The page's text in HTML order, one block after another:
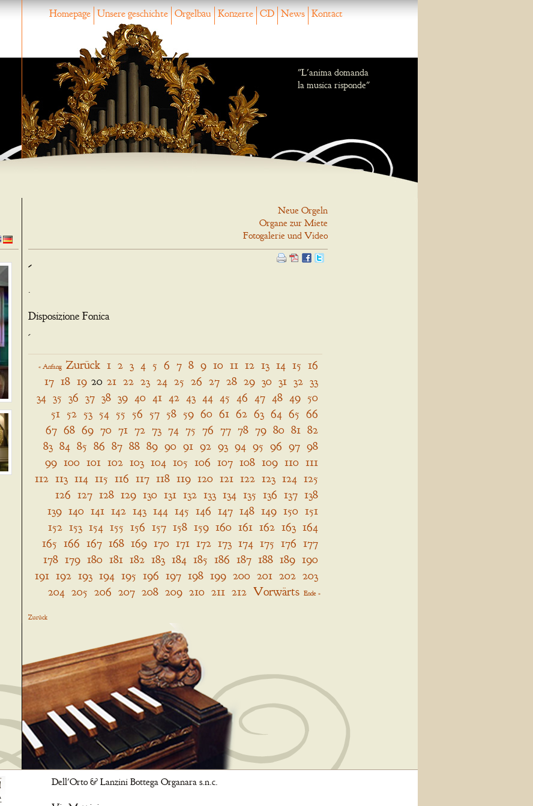
Homepage Unsere geschichte Orgelbau Konzerte CD News Kontact
"L'anima domanda
la musica risponde"
Neue Orgeln
Organe zur Miete
Fotogalerie und Video
-
.
Disposizione Fonica
-
« Anfang Zurück 1 2 3 4 5 6 7 8 9 10 11 12 13 14 15 16
17 18 19 20 21 22 23 24 25 26 27 28 29 30 31 32 33
34 35 36 37 38 39 40 41 42 43 44 45 46 47 48 49 50
51 52 53 54 55 56 57 58 59 60 61 62 63 64 65 66
67 68 69 70 71 72 73 74 75 76 77 78 79 80 81 82
83 84 85 86 87 88 89 90 91 92 93 94 95 96 97 98
99 100 101 102 103 104 105 106 107 108 109 110 111
112 113 114 115 116 117 118 119 120 121 122 123 124 125
126 127 128 129 130 131 132 133 134 135 136 137 138
139 140 141 142 143 144 145 146 147 148 149 150 151
152 153 154 155 156 157 158 159 160 161 162 163 164
165 166 167 168 169 170 171 172 173 174 175 176 177
178 179 180 181 182 183 184 185 186 187 188 189 190
191 192 193 194 195 196 197 198 199 200 201 202 203
204 205 206 207 208 209 210 211 212 Vorwärts Ende »
Zurück
Dell'Orto & Lanzini Bottega Organara s.n.c.